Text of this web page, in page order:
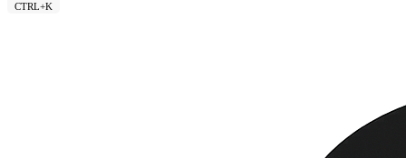
CTRL+K